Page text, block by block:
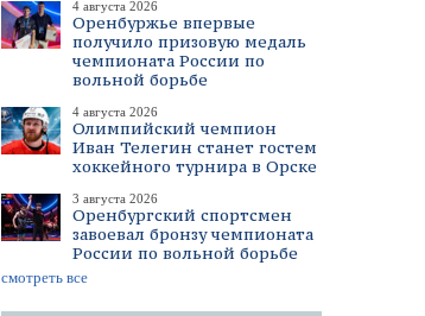
4 августа 2026
Оренбуржье впервые
получило призовую медаль
чемпионата России по
вольной борьбе
4 августа 2026
Олимпийский чемпион
Иван Телегин станет гостем
хоккейного турнира в Орске
3 августа 2026
Оренбургский спортсмен
завоевал бронзу чемпионата
России по вольной борьбе
смотреть все